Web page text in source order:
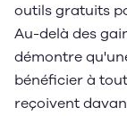
outils gratuits
Au-delà des
démontre
bénéficier à
reçoivent